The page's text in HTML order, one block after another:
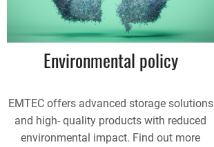
Environmental policy
EMTEC offers advanced storage solutions
and high- quality products with reduced
environmental impact. Find out more